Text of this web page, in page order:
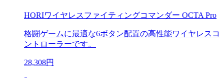
HORIワイヤレスファイティングコマンダー OCTA Pro
格闘ゲームに最適な6ボタン配置の高性能ワイヤレスコ
ントローラーです。
28,308円